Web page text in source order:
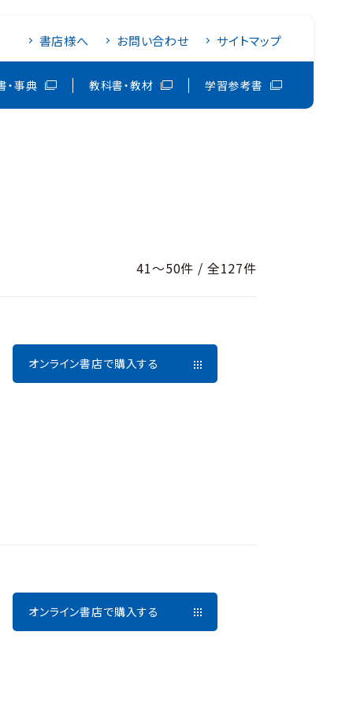
書店様へ お問い合わせ サイトマップ
・事典 教科書・教材 学習参考書
41～50件 / 全127件
オンライン書店で購入する
オンライン書店で購入する